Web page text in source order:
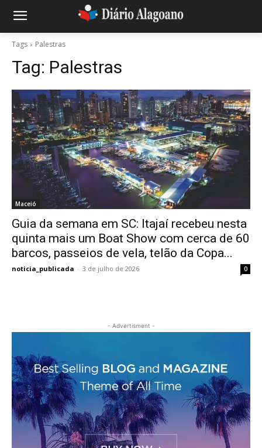
Tags Palestras
Tag: Palestras
Maceió
Guia da semana em SC: Itajaí recebeu nesta
quinta mais um Boat Show com cerca de 60
barcos, passeios de vela, telão da Copa...
noticia_publicada - 3 de julho de 2026 0
- Advertisment -